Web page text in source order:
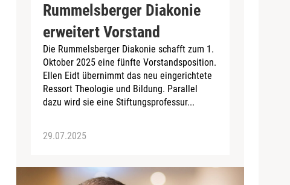
Rummelsberger Diakonie
erweitert Vorstand
Die Rummelsberger Diakonie schafft zum 1.
Oktober 2025 eine fünfte Vorstandsposition.
Ellen Eidt übernimmt das neu eingerichtete
Ressort Theologie und Bildung. Parallel
dazu wird sie eine Stiftungsprofessur...
29.07.2025